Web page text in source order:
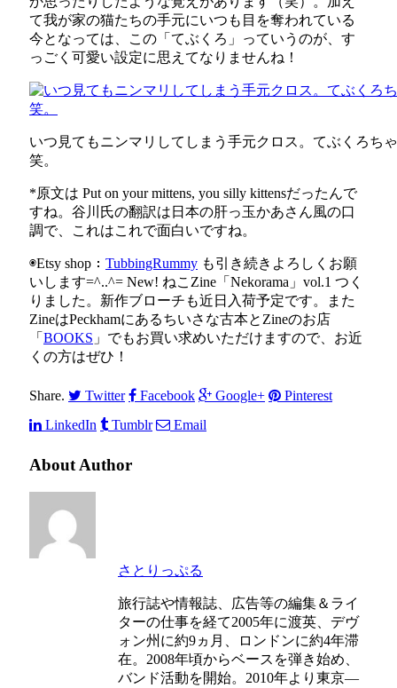
て我が家の猫たちの手元にいつも目を奪われている
今となっては、この「てぶくろ」っていうのが、す
っごく可愛い設定に思えてなりませんね！
いつ見てもニンマリしてしまう手元クロス。てぶくろち
笑。
*原文は Put on your mittens, you silly kittensだったんで
すね。谷川氏の翻訳は日本の肝っ玉かあさん風の口
調で、これはこれで面白いですね。
◉Etsy shop： TubbingRummy も引き続きよろしくお願
いします=^..^= New! ねこZine「Nekorama」vol.1 つく
りました。新作ブローチも近日入荷予定です。また
ZineはPeckhamにあるちいさな古本とZineのお店
「 BOOKS 」でもお買い求めいただけますので、お近
くの方はぜひ！
Share. Twitter Facebook Google+
Pinterest
LinkedIn
Tumblr Email
About Author
さとりっぷる
旅行誌や情報誌、広告等の編集＆ライ
ターの仕事を経て2005年に渡英、デヴ
ォン州に約9ヵ月、ロンドンに約4年滞
在。2008年頃からベースを弾き始め、
バンド活動を開始。2010年より東京—